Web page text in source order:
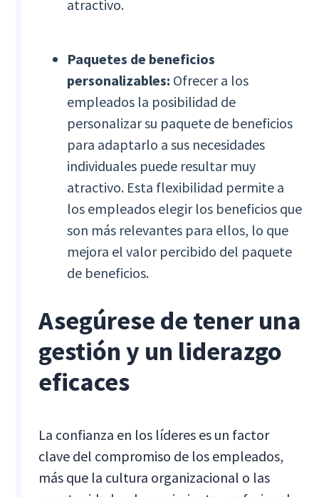
atractivo.
Paquetes de beneficios
personalizables: Ofrecer a los
empleados la posibilidad de
personalizar su paquete de beneficios
para adaptarlo a sus necesidades
individuales puede resultar muy
atractivo. Esta flexibilidad permite a
los empleados elegir los beneficios que
son más relevantes para ellos, lo que
mejora el valor percibido del paquete
de beneficios.
Asegúrese de tener una
gestión y un liderazgo
eficaces
La confianza en los líderes es un factor
clave del compromiso de los empleados,
más que la cultura organizacional o las